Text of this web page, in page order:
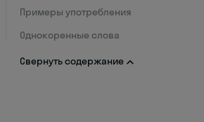
Примеры употребления
Однокоренные слова
Свернуть содержание